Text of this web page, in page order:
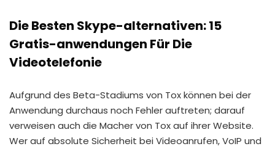
Die Besten Skype-alternativen: 15
Gratis-anwendungen Für Die
Videotelefonie
Aufgrund des Beta-Stadiums von Tox können bei der
Anwendung durchaus noch Fehler auftreten; darauf
verweisen auch die Macher von Tox auf ihrer Website.
Wer auf absolute Sicherheit bei Videoanrufen, VoIP und